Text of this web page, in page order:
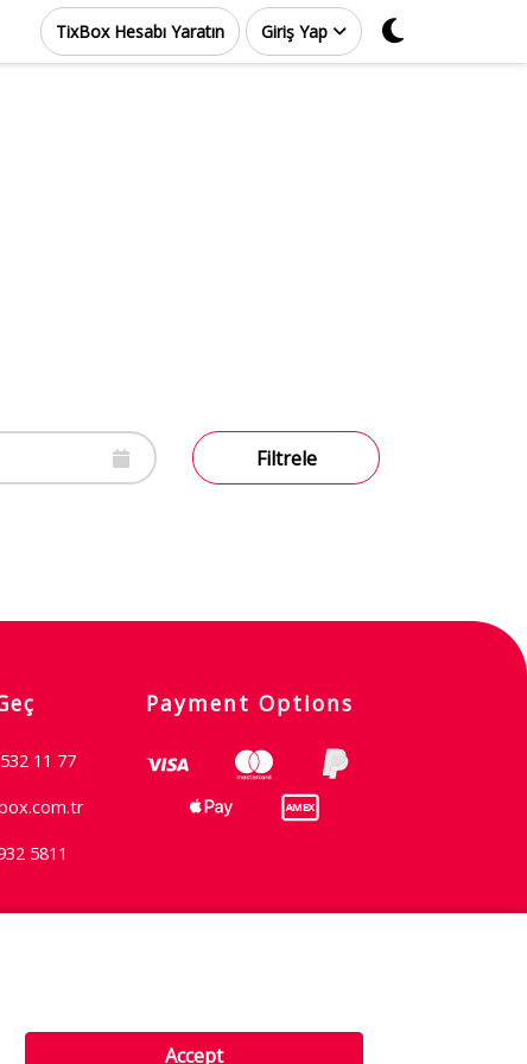
TixBox Hesabı Yaratın Giriş Yap
Filtrele
11 77
5811
Payment Options
Gizlilik İlkesi
Accept